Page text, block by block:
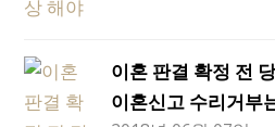
이혼 판결 확정 전
이혼신고 수리거부